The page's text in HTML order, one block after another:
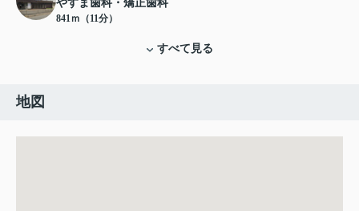
やすま歯科・矯正歯科
841ｍ（11分）
すべて見る
地図